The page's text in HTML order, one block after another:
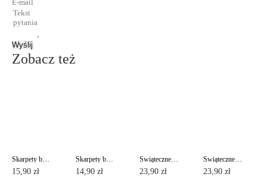
Wyślij
Zobacz też
Skarpety bawełniane CLASSIC z kryształkami i lureksem
15,90 zł
Skarpety bawełniane ACTIVE
14,90 zł
Świąteczne bawełniane skarpety z lureksem
23,90 zł
Świąteczne bawełniane skarpety z lureksem
23,90 zł